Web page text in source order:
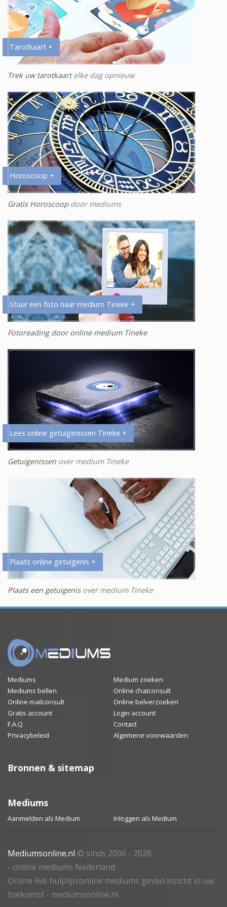
Tarotkaart +
Trek uw tarotkaartelke dag opnieuw
Horoscoop +
Gratis Horoscoopdoor mediums
Stuur een foto naar medium Tineke +
Fotoreading door online medium Tineke
Lees online getuigenissen Tineke +
Getuigenissen over medium Tineke
Plaats online getuigenis +
Plaats een getuigenisover medium Tineke
Mediums
Medium zoeken
Mediums bellen
Online chatconsult
Online mailconsult
Online belverzoeken
Gratis account
Login account
F.A.Q
Contact
Privacybeleid
Algemene voorwaarden
Bronnen & sitemap
Mediums
Aanmelden als Medium Inloggen als Medium
Mediumsonline.nl © sinds 2006 - 2026
- online mediums Nederland
Online live hulplijn:online mediums geven inzicht in uw
toekomst - mediumsonline.nl